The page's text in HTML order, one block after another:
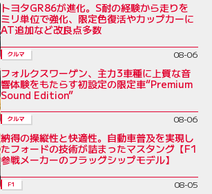
トヨタGR86が進化。S耐の経験から走りを
ミリ単位で強化、限定色復活やカップカーに
AT追加など改良点多数
クルマ 08-06
フォルクスワーゲン、主力3車種に上質な音
響体験をもたらす初設定の限定車“Premium
Sound Edition”
クルマ 08-06
納得の操縦性と快適性。自動車普及を実現し
たフォードの技術が詰まったマスタング【F1
参戦メーカーのフラッグシップモデル】
F1 08-05